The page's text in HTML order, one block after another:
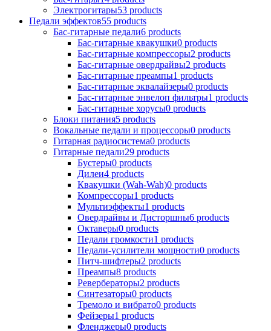
Электрогитары53 products
Педали эффектов55 products
Бас-гитарные педали6 products
Бас-гитарные квакушки0 products
Бас-гитарные компрессоры2 products
Бас-гитарные овердрайвы2 products
Бас-гитарные преампы1 products
Бас-гитарные эквалайзеры0 products
Бас-гитарные энвелоп фильтры1 products
Бас-гитарные хорусы0 products
Блоки питания5 products
Вокальные педали и процессоры0 products
Гитарная радиосистема0 products
Гитарные педали29 products
Бустеры0 products
Дилеи4 products
Квакушки (Wah-Wah)0 products
Компрессоры1 products
Мультиэффекты1 products
Овердрайвы и Дисторшны6 products
Октаверы0 products
Педали громкости1 products
Педали-усилители мощности0 products
Питч-шифтеры2 products
Преампы8 products
Ревербераторы2 products
Синтезаторы0 products
Тремоло и вибрато0 products
Фейзеры1 products
Фленджеры0 products